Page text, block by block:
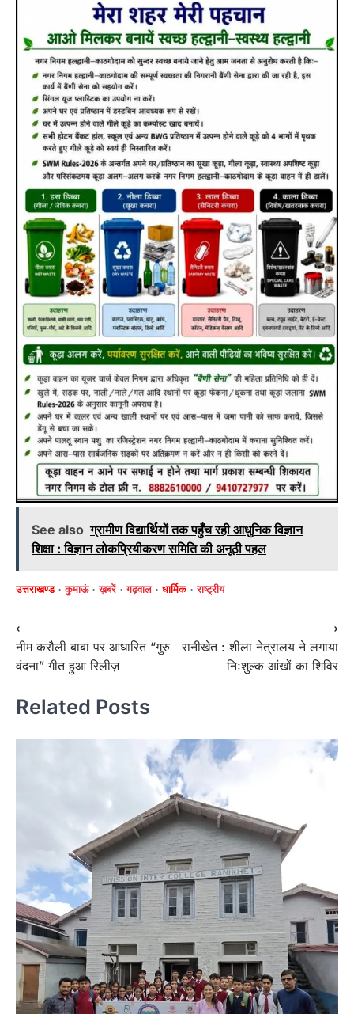
See also ग्रामीण विद्यार्थियों तक पहुँच रही आधुनिक विज्ञान
शिक्षा : विज्ञान लोकप्रियीकरण समिति की अनूठी पहल
उत्तराखण्ड कुमाऊं ख़बरें गढ़वाल धार्मिक राष्ट्रीय
Post
navigation
⟵
नीम करौली बाबा पर आधारित “गुरु
वंदना” गीत हुआ रिलीज़
रानीखेत : शीला नेत्रालय ने लगाया
निःशुल्क आंखों का शिविर
⟶
Related Posts